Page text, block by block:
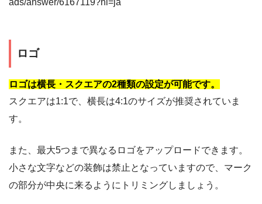
ロゴ
ロゴは横長・スクエアの2種類の設定が可能です。
スクエアは1:1で、横長は4:1のサイズが推奨されていま
す。
また、最大5つまで異なるロゴをアップロードできます。
小さな文字などの装飾は禁止となっていますので、マーク
の部分が中央に来るようにトリミングしましょう。